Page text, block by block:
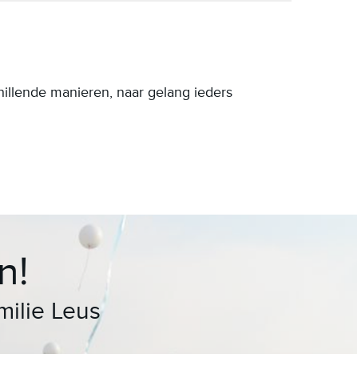
manieren, naar gelang ieders
Leus